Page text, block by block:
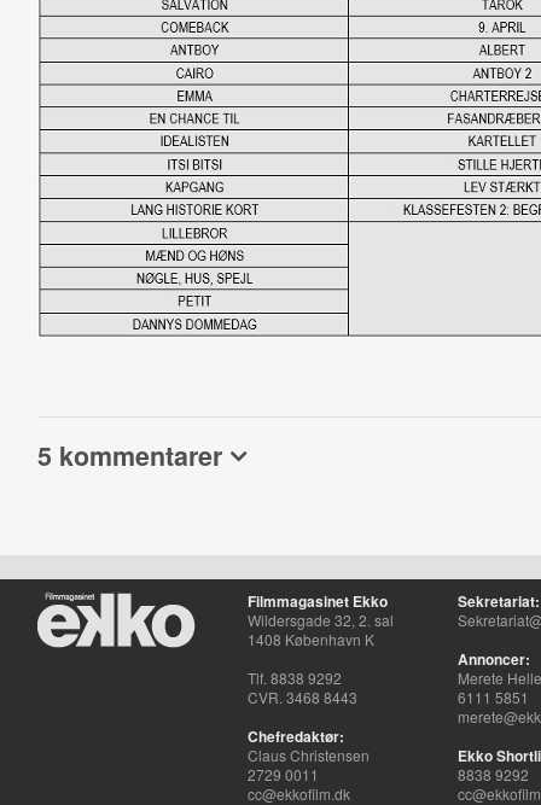
5 kommentarer
Filmmagasinet Ekko
Wildersgade 32, 2. sal
1408 København K
Tlf. 8838 9292
CVR. 3468 8443
Chefredaktør:
Claus Christensen
2729 0011
cc@ekkofilm.dk
Sekretariat:
Annoncer:
Merete
6111 5851
Ekko
8838 9292